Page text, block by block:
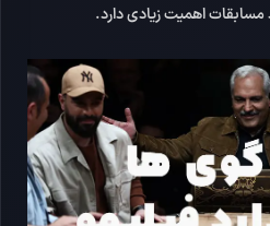
مسابقات اهمیت زیادی دارد.